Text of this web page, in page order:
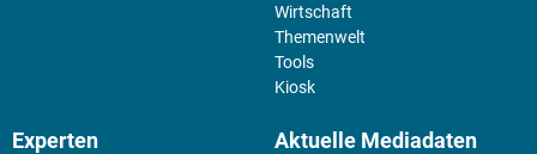
Wirtschaft
Themenwelt
Tools
Kiosk
Experten Aktuelle Mediadaten